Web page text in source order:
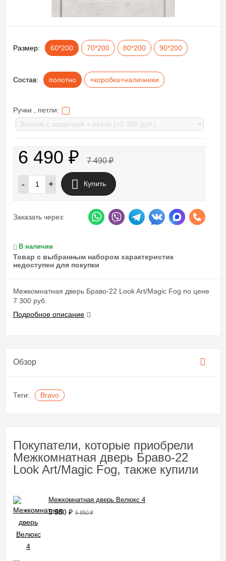
Размер: 60*200 70*200 80*200 90*200
Состав: полотно +коробка+наличники
Ручки , петли:
6 490 ₽ 7 490₽
- + Купить
Заказать через:
В наличии
Товар с выбранным набором характеристик
недоступен для покупки
Межкомнатная дверь Браво-22 Look Art/Magic Fog по цене
7 300 руб.
Подробное описание
Обзор
Теги: Bravo
Покупатели, которые приобрели
Межкомнатная дверь Браво-22
Look Art/Magic Fog, также купили
Межкомнатная дверь Велюкс 4
5 550 ₽ 6 850₽